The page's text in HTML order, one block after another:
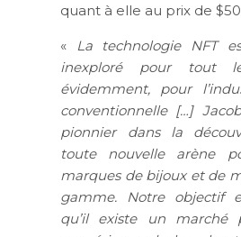
quant à elle au prix de
«
La technologie NFT
inexploré pour tout
évidemment, pour
conventionnelle […]
pionnier dans la
toute nouvelle arène
marques de bijoux et de
gamme. Notre objectif
qu’il existe un marché